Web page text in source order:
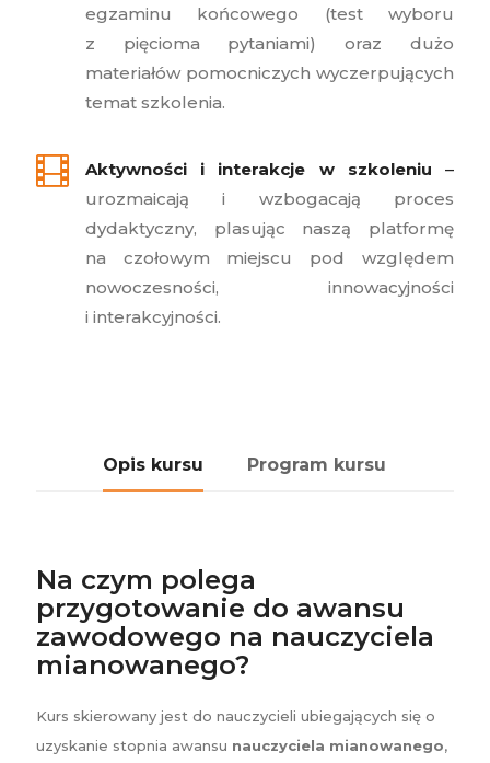
egzaminu końcowego (test wyboru
z pięcioma pytaniami) oraz dużo
materiałów pomocniczych wyczerpujących
temat szkolenia.
 Aktywności i interakcje w szkoleniu –
urozmaicają i wzbogacają proces
dydaktyczny, plasując naszą platformę
na czołowym miejscu pod względem
nowoczesności, innowacyjności
i interakcyjności.
Opis kursu Program kursu
Na czym polega
przygotowanie do awansu
zawodowego na nauczyciela
mianowanego?
Kurs skierowany jest do nauczycieli ubiegających się o
uzyskanie stopnia awansu nauczyciela mianowanego,